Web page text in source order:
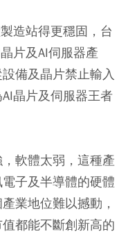
造站得更穩固，台
片及AI伺服器產
備及晶片禁止輸入
晶片及伺服器王者
軟體太弱，這種產
子及半導體的硬體
業地位難以撼動，
都能不斷創新高的